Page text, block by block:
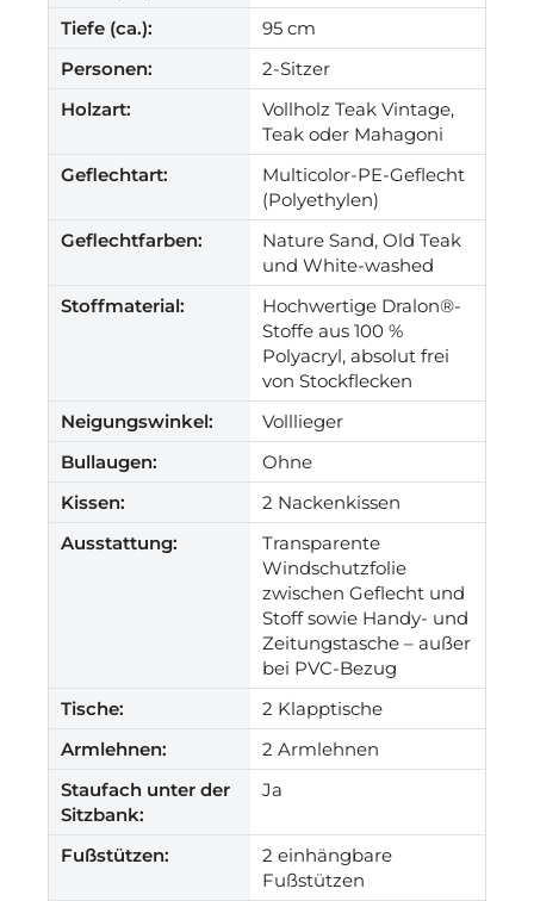
Tiefe (ca.):
95 cm
Personen:
2-Sitzer
Holzart:
Vollholz Teak Vintage,
Teak oder Mahagoni
Geflechtart:
Multicolor-PE-Geflecht
(Polyethylen)
Geflechtfarben:
Nature Sand, Old Teak
und White-washed
Stoffmaterial:
Hochwertige Dralon®-
Stoffe aus 100 %
Polyacryl, absolut frei
von Stockflecken
Neigungswinkel:
Volllieger
Bullaugen:
Ohne
Kissen:
2 Nackenkissen
Ausstattung:
Transparente
Windschutzfolie
zwischen Geflecht und
Stoff sowie Handy- und
Zeitungstasche – außer
bei PVC-Bezug
Tische:
2 Klapptische
Armlehnen:
2 Armlehnen
Staufach unter der
Sitzbank:
Ja
Fußstützen:
2 einhängbare
Fußstützen